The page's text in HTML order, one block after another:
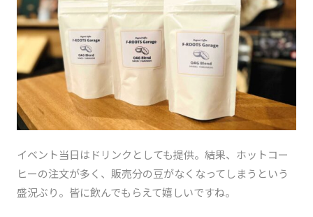
イベント当日はドリンクとしても提供。結果、ホットコー
ヒーの注文が多く、販売分の豆がなくなってしまうという
盛況ぶり。皆に飲んでもらえて嬉しいですね。